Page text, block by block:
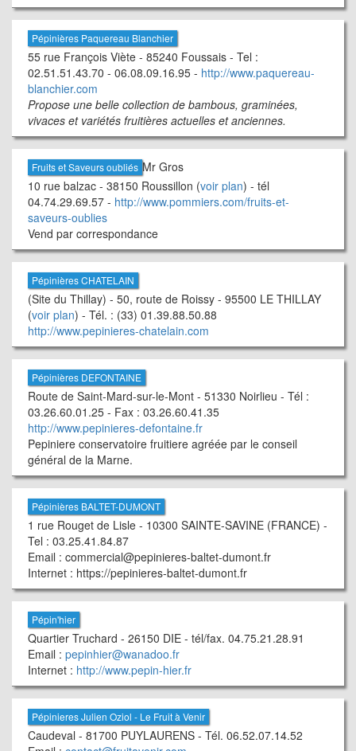
Pépinières Paquereau Blanchier
55 rue François Viète - 85240 Foussais - Tel :
02.51.51.43.70 - 06.08.09.16.95 - http://www.paquereau-
blanchier.com
Propose une belle collection de bambous, graminées,
vivaces et variétés fruitières actuelles et anciennes.
Fruits et Saveurs oubliés Mr Gros
10 rue balzac - 38150 Roussillon (voir plan) - tél
04.74.29.69.57 - http://www.pommiers.com/fruits-et-
saveurs-oublies
Vend par correspondance
Pépinières CHATELAIN
(Site du Thillay) - 50, route de Roissy - 95500 LE THILLAY
(voir plan) - Tél. : (33) 01.39.88.50.88
http://www.pepinieres-chatelain.com
Pépinières DEFONTAINE
Route de Saint-Mard-sur-le-Mont - 51330 Noirlieu - Tél :
03.26.60.01.25 - Fax : 03.26.60.41.35
http://www.pepinieres-defontaine.fr
Pepiniere conservatoire fruitiere agréée par le conseil
général de la Marne.
Pépinières BALTET-DUMONT
1 rue Rouget de Lisle - 10300 SAINTE-SAVINE (FRANCE) -
Tel : 03.25.41.84.87
Email : commercial@pepinieres-baltet-dumont.fr
Internet : https://pepinieres-baltet-dumont.fr
Pépin'hier
Quartier Truchard - 26150 DIE - tél/fax. 04.75.21.28.91
Email : pepinhier@wanadoo.fr
Internet : http://www.pepin-hier.fr
Pépinieres Julien Oziol - Le Fruit à Venir
Caudeval - 81700 PUYLAURENS - Tél. 06.52.07.14.52